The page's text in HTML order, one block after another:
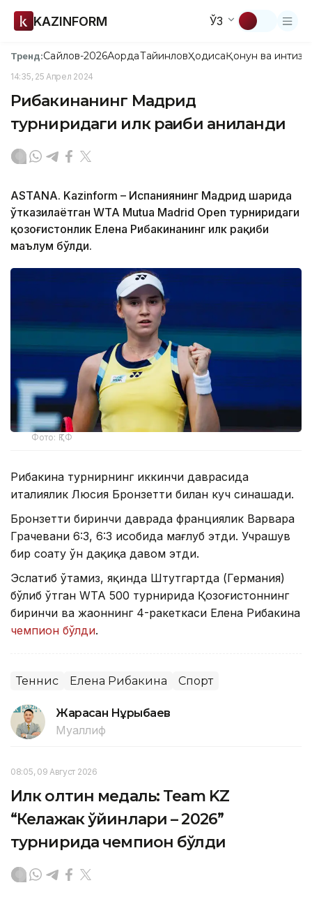
KAZINFORM ЎЗ
Тренд:Сайлов-2026АқордаТайинловҲодисаҚонун ва
14:35, 25 Апрел 2024
Рибакинанинг Мадрид
турниридаги илк рақиби аниқланди
ASTANA. Kazinform – Испаниянинг Мадрид шаҳрида
ўтказилаётган WTA Mutua Madrid Open турниридаги
қозоғистонлик Елена Рибакинанинг илк рақиби
маълум бўлди.
Фото: ҚТФ
Рибакина турнирнинг иккинчи даврасида
италиялик Люсия Бронзетти билан куч синашади.
Бронзетти биринчи даврада франциялик Варвара
Грачевани 6:3, 6:3 ҳисобида мағлуб этди. Учрашув
бир соату ўн дақиқа давом этди.
Эслатиб ўтамиз, яқинда Штутгартда (Германия)
бўлиб ўтган WТА 500 турнирида Қозоғистоннинг
биринчи ва жаҳоннинг 4-ракеткаси Елена Рибакина
чемпион бўлди.
Теннис Елена Рибакина Спорт
Жарасқан Нұрыбаев
Муаллиф
08:05, 09 Август 2026
Илк олтин медаль: Team KZ
“Келажак ўйинлари – 2026”
турнирида чемпион бўлди